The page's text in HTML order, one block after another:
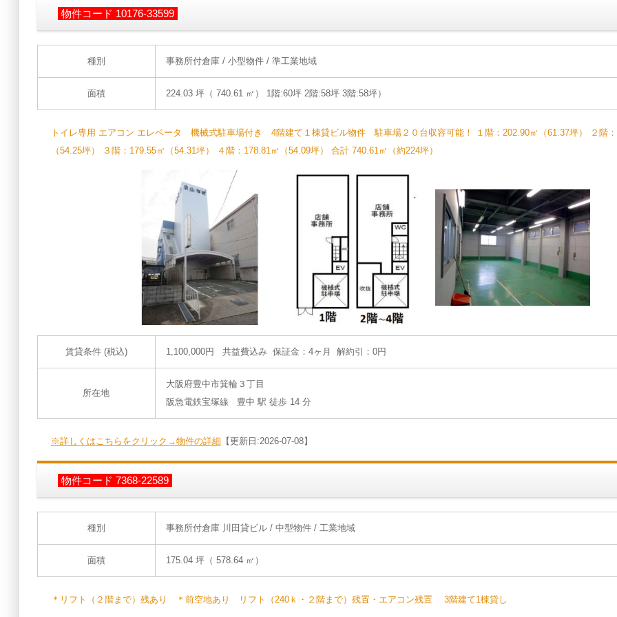
物件コード 10176-33599
種別 事務所付倉庫 / 小型物件 / 準工業地域
面積 224.03 坪（ 740.61 ㎡） 1階:60坪 2階:58坪 3階:58坪）
トイレ専用 エアコン エレベータ 機械式駐車場付き 4階建て１棟貸ビル物件 駐車場２０台収容可能！ １階：202.90㎡（61.37坪） ２階：
（54.25坪） ３階：179.55㎡（54.31坪） ４階：178.81㎡（54.09坪） 合計 740.61㎡（約224坪）
賃貸条件 (税込) 1,100,000円 共益費込み 保証金：4ヶ月 解約引：0円
所在地
大阪府豊中市箕輪３丁目
阪急電鉄宝塚線 豊中 駅 徒歩 14 分
※詳しくはこちらをクリック→物件の詳細 【更新日:2026-07-08】
物件コード 7368-22589
種別 事務所付倉庫 川田貸ビル / 中型物件 / 工業地域
面積 175.04 坪（ 578.64 ㎡）
＊リフト（２階まで）残あり ＊前空地あり リフト（240ｋ・２階まで）残置・エアコン残置 3階建て1棟貸し